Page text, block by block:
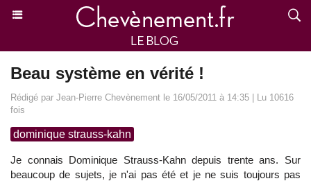
Beau système en vérité !
Rédigé par Jean-Pierre Chevènement le 16/05/2011 à 14:35 | Lu 10616
fois
dominique strauss-kahn
Je connais Dominique Strauss-Kahn depuis trente ans. Sur
beaucoup de sujets, je n'ai pas été et je ne suis toujours pas